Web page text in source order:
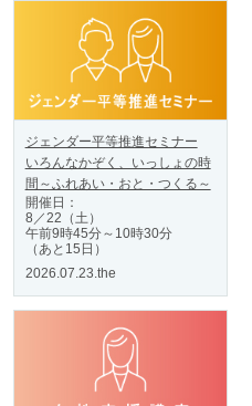
ジェンダー平等推進セミナー
いろんなかぞく、いっしょの時
間～ふれあい・おと・つくる～
開催日：
8／22（土）
午前9時45分～10時30分
（あと15日）
2026.07.23.the